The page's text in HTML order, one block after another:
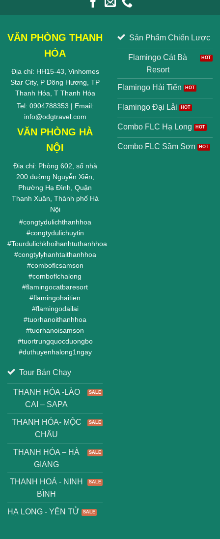
VĂN PHÒNG THANH
HÓA
Địa chỉ: HH15-43, Vinhomes
Star City, P Đông Hương, TP
Thanh Hóa, T Thanh Hóa
Tel: 0904788353 | Email:
info@odgtravel.com
VĂN PHÒNG HÀ
NỘI
Địa chỉ: Phòng 602, số nhà
200 đường Nguyễn Xiển,
Phường Hạ Đình, Quận
Thanh Xuân, Thành phố Hà
Nội
#congtydulichthanhhoa
#congtydulichuytin
#Tourdulichkhoihanhtuthanhhoa
#congtylyhanhtaithanhhoa
#comboflcsamson
#comboflchalong
#flamingocatbaresort
#flamingohaitien
#flamingodailai
#tuorhanoithanhhoa
#tuorhanoisamson
#tuortrungquocduongbo
#duthuyenhalong1ngay
Sản Phẩm Chiến Lược
Flamingo Cát Bà
Resort
Flamingo Hải Tiến
Flamingo Đại Lải
Combo FLC Hạ Long
Combo FLC Sầm Sơn
Tour Bán Chạy
THANH HÓA -LÀO
CAI – SAPA
THANH HÓA- MỘC
CHÂU
THANH HÓA – HÀ
GIANG
THANH HOÁ - NINH
BÌNH
HẠ LONG - YÊN TỬ